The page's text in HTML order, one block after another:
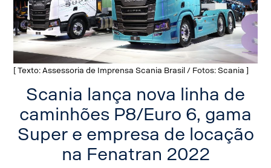
[ Texto: Assessoria de Imprensa Scania Brasil / Fotos: Scania ]
Scania lança nova linha de
caminhões P8/Euro 6, gama
Super e empresa de locação
na Fenatran 2022